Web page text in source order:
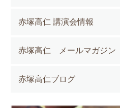
赤塚高仁 講演会情報
赤塚高仁 メールマガジン
赤塚高仁ブログ